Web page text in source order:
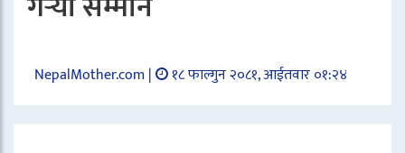
NepalMother.com | १८ फाल्गुन २०८१, आईतवार ०१:२४